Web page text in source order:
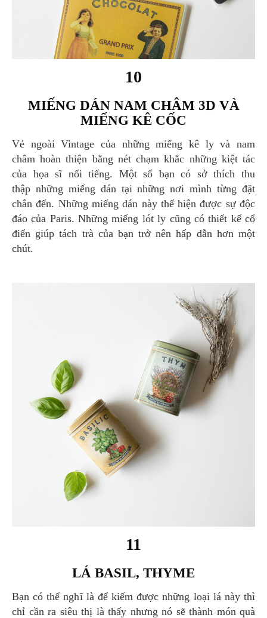
10
MIẾNG DÁN NAM CHÂM 3D VÀ
MIẾNG KÊ CỐC
Vẻ ngoài Vintage của những miếng kê ly và nam
châm hoàn thiện bằng nét chạm khắc những kiệt tác
của họa sĩ nổi tiếng. Một số bạn có sở thích thu
thập những miếng dán tại những nơi mình từng đặt
chân đến. Những miếng dán này thể hiện được sự độc
đáo của Paris. Những miếng lót ly cũng có thiết kế cổ
điển giúp tách trà của bạn trở nên hấp dẫn hơn một
chút.
11
LÁ BASIL, THYME
Bạn có thể nghĩ là để kiếm được những loại lá này thì
chỉ cần ra siêu thị là thấy nhưng nó sẽ thành món quà